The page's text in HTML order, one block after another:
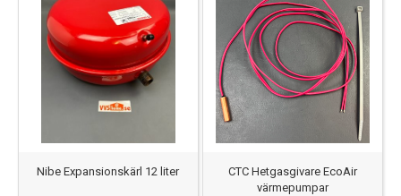
Nibe Expansionskärl 12 liter
CTC Hetgasgivare EcoAir
värmepumpar